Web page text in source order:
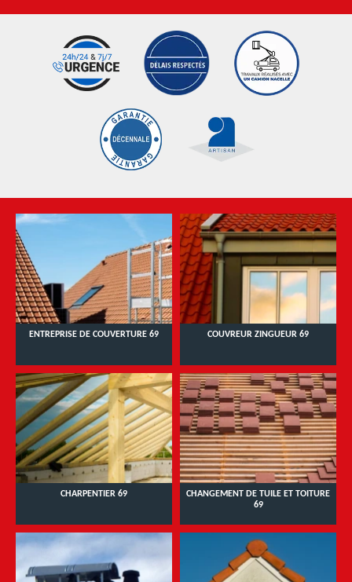
ENTREPRISE DE COUVERTURE 69 COUVREUR ZINGUEUR 69
CHARPENTIER 69
CHANGEMENT DE TUILE ET TOITURE
69